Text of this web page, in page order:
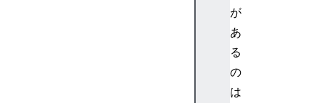
が
あ
る
の
は